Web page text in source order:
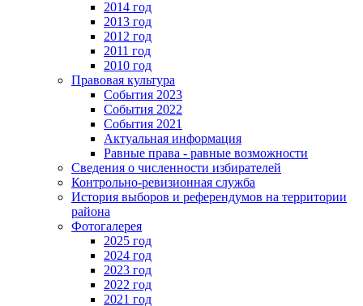
2014 год
2013 год
2012 год
2011 год
2010 год
Правовая культура
События 2023
События 2022
События 2021
Актуальная информация
Равные права - равные возможности
Сведения о численности избирателей
Контрольно-ревизионная служба
История выборов и референдумов на территории
района
Фотогалерея
2025 год
2024 год
2023 год
2022 год
2021 год